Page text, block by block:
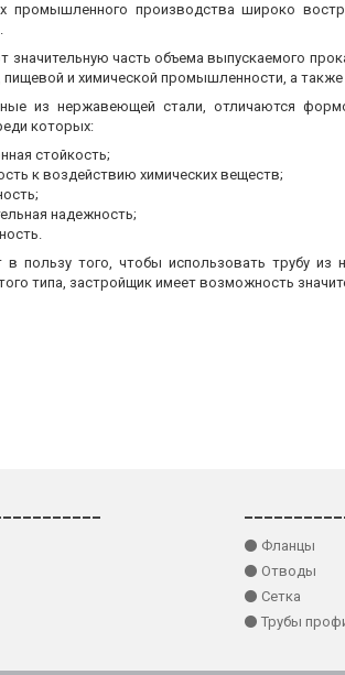
промышленного производства широко
значительную часть объема выпускаемого
и химической промышленности, а
из нержавеющей стали, отличаются
которых:
стойкость;
к воздействию химических веществ;
надежность;
в пользу того, чтобы использовать трубу
типа, застройщик имеет возможность
⚫ Фланцы
⚫ Отводы
⚫ Сетка
⚫ Трубы